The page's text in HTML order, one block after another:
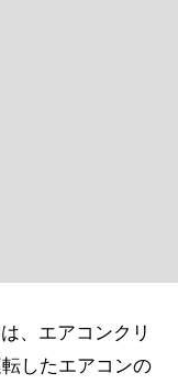
、エアコンクリ
したエアコンの